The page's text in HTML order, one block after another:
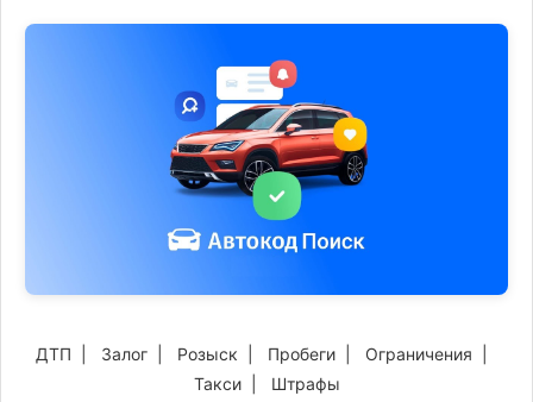
ДТП Залог Розыск Пробеги Ограничения
Такси| Штрафы